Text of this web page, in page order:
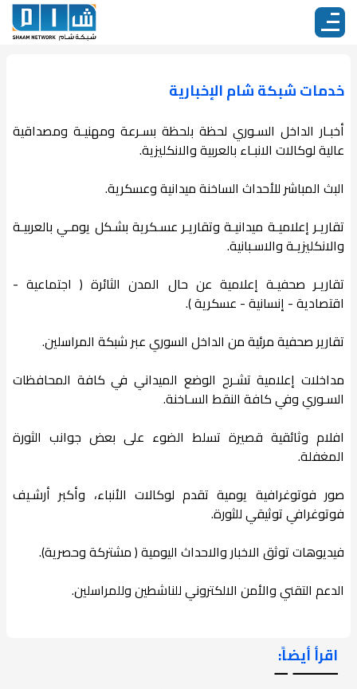
خدمات شبكة شام الإخبارية
أخبـار الداخل السـوري لحظة بلحظة بسـرعة ومهنيـة ومصداقية
عالية لوكالات الانبـاء بالعربية والانكليزية.
البث المباشر للأحداث الساخنة ميدانية وعسكرية.
تقاريـر إعلاميـة ميدانيـة وتقاريـر عسـكرية بشـكل يومـي بالعربيـة
والانكليزيـة والاسـبانية.
تقاريـر صحفيـة إعلامية عن حال المدن الثائرة ( اجتماعية -
اقتصادية - إنسانية - عسكرية ).
تقارير صحفية مرئية من الداخل السوري عبر شبكة المراسلين.
مداخلات إعلامية تشـرح الوضع الميداني في كافة المحافظات
السـوري وفي كافة النقط السـاخنة.
افلام وثائقية قصيرة تسلط الضوء على بعض جوانب الثورة
المغفلة.
صور فوتوغرافية يومية تقدم لوكالات الأنباء، وأكبر أرشـيف
فوتوغرافي توثيقي للثورة.
فيديوهات توثق الاخبار والاحداث اليومية ( مشتركة وحصرية).
الدعم التقني والأمن الالكتروني للناشطين وللمراسلين.
اقرأ أيضاً:
ـــــــ ــ